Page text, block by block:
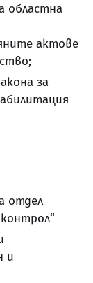
областна
актове
за
отдел
и